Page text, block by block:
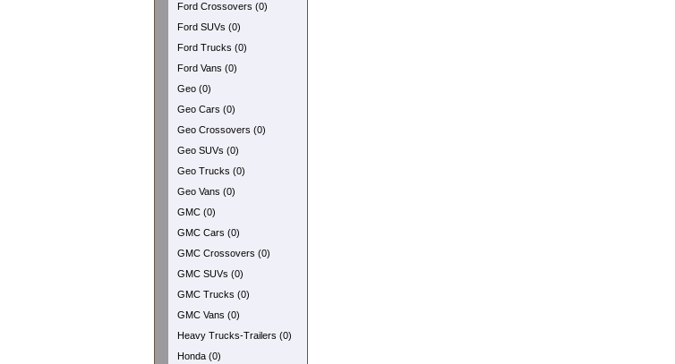
Ford Crossovers (0)
Ford SUVs (0)
Ford Trucks (0)
Ford Vans (0)
Geo (0)
Geo Cars (0)
Geo Crossovers (0)
Geo SUVs (0)
Geo Trucks (0)
Geo Vans (0)
GMC (0)
GMC Cars (0)
GMC Crossovers (0)
GMC SUVs (0)
GMC Trucks (0)
GMC Vans (0)
Heavy Trucks-Trailers (0)
Honda (0)